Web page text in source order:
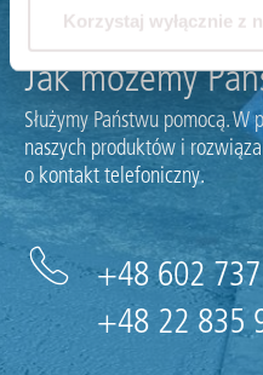
Korzystaj wyłącznie z
Jak możemy
Służymy Państwu pomocą.
naszych produktów i
o kontakt telefoniczny.
+48 602
+48 22 835